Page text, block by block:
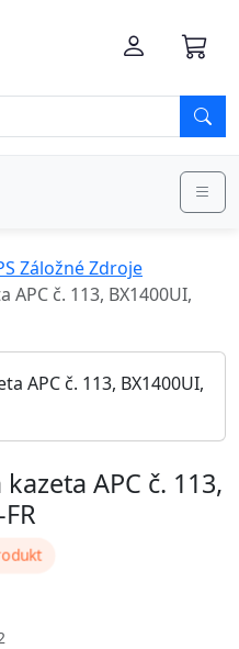
Záložné Zdroje
č. 113, BX1400UI,
APC č. 113,